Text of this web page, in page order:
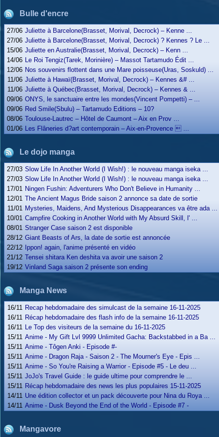
Bulle d'encre
27/06 Juliette à Barcelone(Brasset, Morival, Decrock) – Kenne ...
27/06 Juliette à Barcelone(Brasset, Morival, Decrock) ? Kennes ? Le ...
15/06 Juliette en Australie(Brasset, Morival, Decrock) – Kenn ...
14/06 Le Roi Tengiz(Tarek, Morinière) – Massot Tartamudo Édit ...
12/06 Nos souvenirs flottent dans une Mare poisseuse(Uras, Soskuld) ...
11/06 Juliette à Hawaï(Brasset, Morival, Decrock) – Kennes &# ...
11/06 Juliette à Québec(Brasset, Morival, Decrock) – Kennes & ...
09/06 ONYS, le sanctuaire entre les mondes(Vincent Pompetti) – ...
09/06 Red Smile(Sbulu) – Tartamudo Editions – 10?
08/06 Toulouse-Lautrec – Hôtel de Caumont – Aix en Prov ...
01/06 Les Flâneries d?art contemporain – Aix-en-Provence  ...
Le dojo manga
27/03 Slow Life In Another World (I Wish!) : le nouveau manga iseka ...
27/03 Slow Life In Another World (I Wish!) : le nouveau manga iseka ...
17/01 Ningen Fushin: Adventurers Who Don't Believe in Humanity ...
12/01 The Ancient Magus Bride saison 2 annonce sa date de sortie
11/01 Mysteries, Maidens, And Mysterious Disappearances va être ada ...
10/01 Campfire Cooking in Another World with My Absurd Skill, l' ...
08/01 Stranger Case saison 2 est disponible
28/12 Giant Beasts of Ars, la date de sortie est annoncée
22/12 Ippon! again, l'anime présenté en vidéo
21/12 Tensei shitara Ken deshita va avoir une saison 2
19/12 Vinland Saga saison 2 présente son ending
Manga News
16/11 Recap hebdomadaire des simulcast de la semaine 16-11-2025
16/11 Récap hebdomadaire des flash info de la semaine 16-11-2025
16/11 Le Top des visiteurs de la semaine du 16-11-2025
15/11 Anime - My Gift Lvl 9999 Unlimited Gacha: Backstabbed in a Ba ...
15/11 Anime - Tôgen Anki - Episode #-
15/11 Anime - Dragon Raja - Saison 2 - The Mourner's Eye - Epis ...
15/11 Anime - So You're Raising a Warrior - Episode #5 - Le deu ...
15/11 JoJo's Travel Guide : le guide ultime pour comprendre le ...
15/11 Récap hebdomadaire des news les plus populaires 15-11-2025
14/11 Une édition collector et un pack découverte pour Nina du Roya ...
14/11 Anime - Dusk Beyond the End of the World - Episode #7 -
Mangavore